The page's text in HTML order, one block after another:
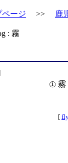
ページ >> 鹿
: 霧
① 霧
[